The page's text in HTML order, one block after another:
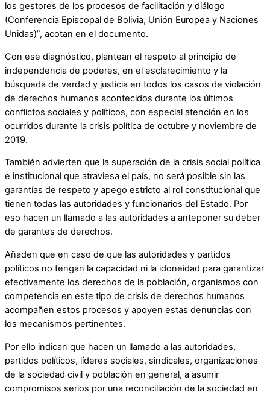
los gestores de los procesos de facilitación y diálogo
(Conferencia Episcopal de Bolivia, Unión Europea y Naciones
Unidas)”, acotan en el documento.
Con ese diagnóstico, plantean el respeto al principio de
independencia de poderes, en el esclarecimiento y la
búsqueda de verdad y justicia en todos los casos de violación
de derechos humanos acontecidos durante los últimos
conflictos sociales y políticos, con especial atención en los
ocurridos durante la crisis política de octubre y noviembre de
2019.
También advierten que la superación de la crisis social política
e institucional que atraviesa el país, no será posible sin las
garantías de respeto y apego estricto al rol constitucional que
tienen todas las autoridades y funcionarios del Estado. Por
eso hacen un llamado a las autoridades a anteponer su deber
de garantes de derechos.
Añaden que en caso de que las autoridades y partidos
políticos no tengan la capacidad ni la idoneidad para garantizar
efectivamente los derechos de la población, organismos con
competencia en este tipo de crisis de derechos humanos
acompañen estos procesos y apoyen estas denuncias con
los mecanismos pertinentes.
Por ello indican que hacen un llamado a las autoridades,
partidos políticos, líderes sociales, sindicales, organizaciones
de la sociedad civil y población en general, a asumir
compromisos serios por una reconciliación de la sociedad en